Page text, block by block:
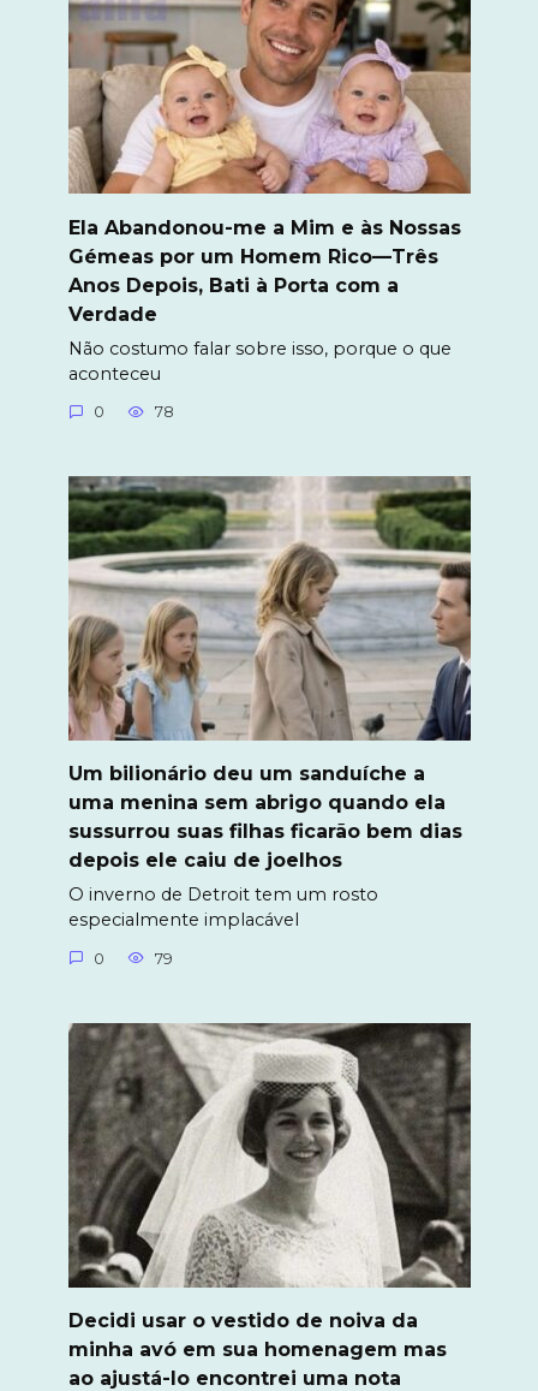
Ela Abandonou-me a Mim e às Nossas
Gémeas por um Homem Rico—Três
Anos Depois, Bati à Porta com a
Verdade
Não costumo falar sobre isso, porque o que
aconteceu
0 78
Um bilionário deu um sanduíche a
uma menina sem abrigo quando ela
sussurrou suas filhas ficarão bem dias
depois ele caiu de joelhos
O inverno de Detroit tem um rosto
especialmente implacável
0 79
Decidi usar o vestido de noiva da
minha avó em sua homenagem mas
ao ajustá-lo encontrei uma nota